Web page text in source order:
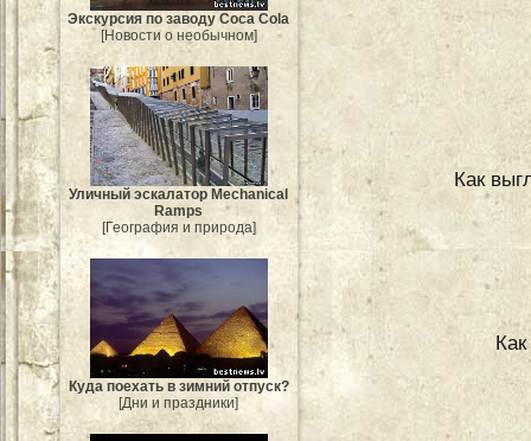
Экскурсия по заводу Coca Cola
[Новости о необычном]
Уличный эскалатор Mechanical
Ramps
[География и природа]
Куда поехать в зимний отпуск?
[Дни и праздники]
Как